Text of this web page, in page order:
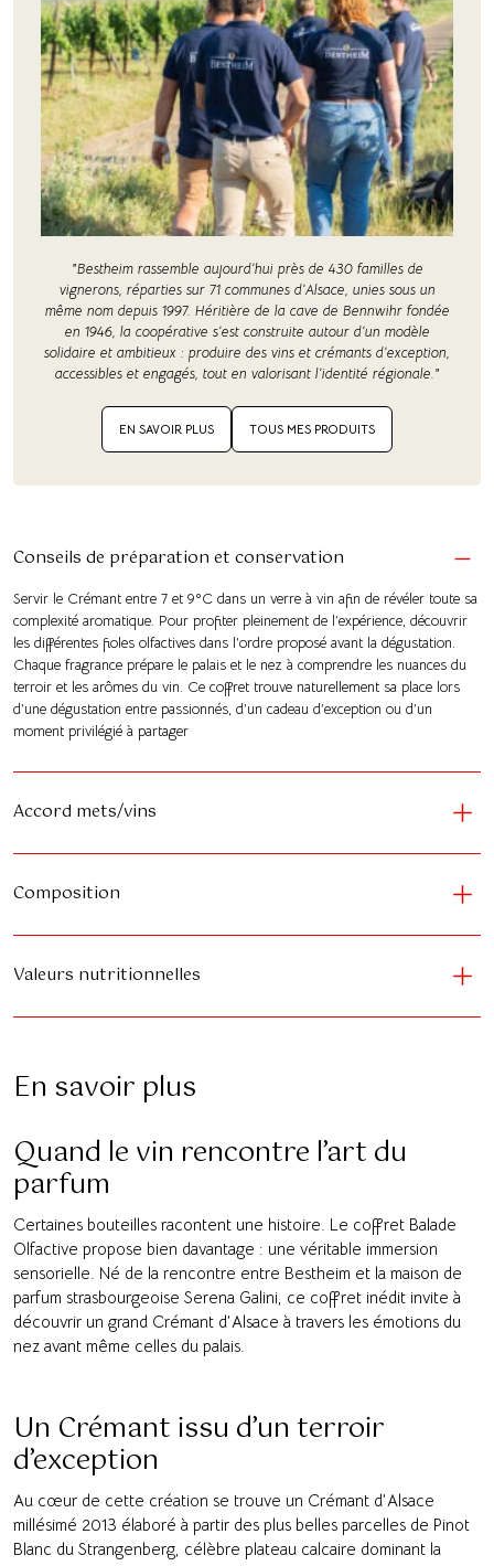
"Bestheim rassemble aujourd’hui près de 430 familles de
vignerons, réparties sur 71 communes d’Alsace, unies sous un
même nom depuis 1997. Héritière de la cave de Bennwihr fondée
en 1946, la coopérative s’est construite autour d’un modèle
solidaire et ambitieux : produire des vins et crémants d’exception,
accessibles et engagés, tout en valorisant l’identité régionale."
EN SAVOIR PLUS TOUS MES PRODUITS
Conseils de préparation et conservation
Servir le Crémant entre 7 et 9°C dans un verre à vin afin de révéler toute sa
complexité aromatique. Pour profiter pleinement de l’expérience, découvrir
les différentes fioles olfactives dans l’ordre proposé avant la dégustation.
Chaque fragrance prépare le palais et le nez à comprendre les nuances du
terroir et les arômes du vin. Ce coffret trouve naturellement sa place lors
d’une dégustation entre passionnés, d’un cadeau d’exception ou d’un
moment privilégié à partager
Accord mets/vins
Composition
Valeurs nutritionnelles
En savoir plus
Quand le vin rencontre l’art du
parfum
Certaines bouteilles racontent une histoire. Le coffret Balade
Olfactive propose bien davantage : une véritable immersion
sensorielle. Né de la rencontre entre Bestheim et la maison de
parfum strasbourgeoise Serena Galini, ce coffret inédit invite à
découvrir un grand Crémant d’Alsace à travers les émotions du
nez avant même celles du palais.
Un Crémant issu d’un terroir
d’exception
Au cœur de cette création se trouve un Crémant d’Alsace
millésimé 2013 élaboré à partir des plus belles parcelles de Pinot
Blanc du Strangenberg, célèbre plateau calcaire dominant la